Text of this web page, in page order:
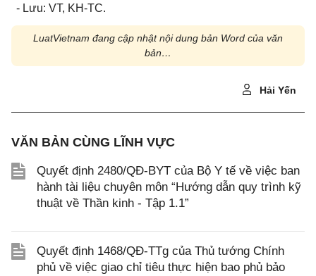
- Lưu: VT, KH-TC.
LuatVietnam đang cập nhật nội dung bản Word của văn
bản…
Hải Yến
VĂN BẢN CÙNG LĨNH VỰC
Quyết định 2480/QĐ-BYT của Bộ Y tế về việc ban
hành tài liệu chuyên môn “Hướng dẫn quy trình kỹ
thuật về Thần kinh - Tập 1.1”
Quyết định 1468/QĐ-TTg của Thủ tướng Chính
phủ về việc giao chỉ tiêu thực hiện bao phủ bảo